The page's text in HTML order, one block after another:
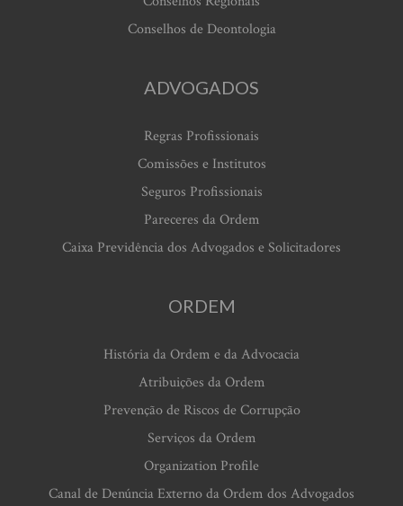
Conselhos de Deontologia
ADVOGADOS
Regras Profissionais
Comissões e Institutos
Seguros Profissionais
Pareceres da Ordem
Caixa Previdência dos Advogados e Solicitadores
ORDEM
História da Ordem e da Advocacia
Atribuições da Ordem
Prevenção de Riscos de Corrupção
Serviços da Ordem
Organization Profile
Canal de Denúncia Externo da Ordem dos Advogados